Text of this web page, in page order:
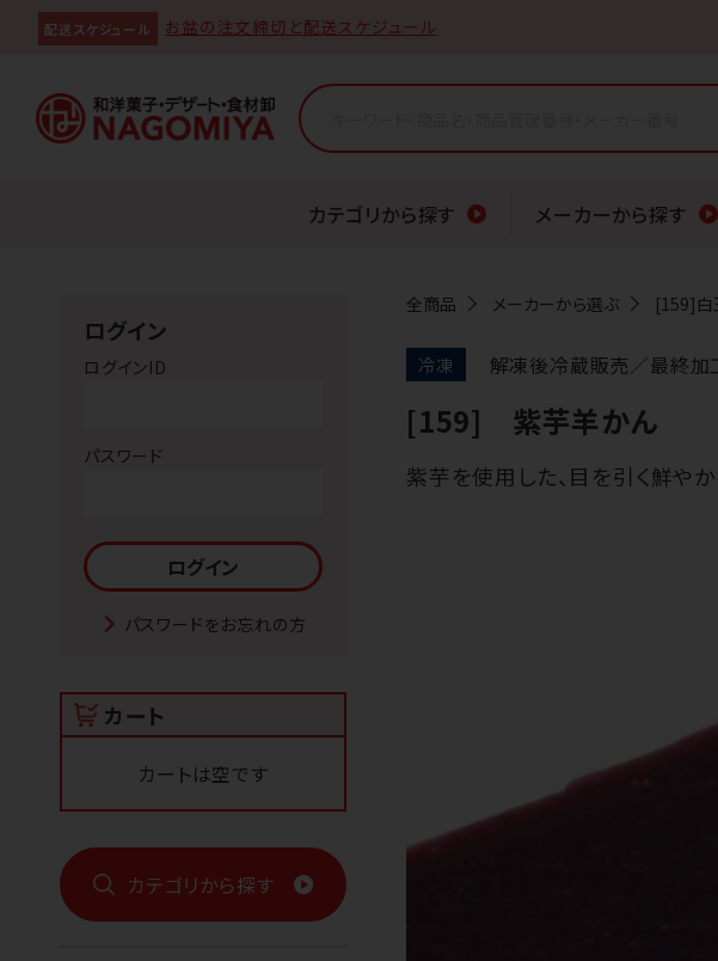
配送スケジュール お盆の注文締切と配送スケジュール
カテゴリから探す メーカーから探す
全商品 メーカーから選ぶ [159]白
冷凍 解凍後冷蔵販売／最終加
[159] 紫芋羊かん
紫芋を使用した、目を引く鮮や
ログイン
ログインID
パスワード
パスワードをお忘れの方
カート
カートは空です
カテゴリから探す